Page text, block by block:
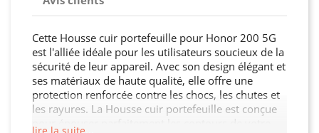
Cette Housse cuir portefeuille pour Honor 200 5G
est l'alliée idéale pour les utilisateurs soucieux de la
sécurité de leur appareil. Avec son design élégant et
ses matériaux de haute qualité, elle offre une
protection renforcée contre les chocs, les chutes et
les rayures. La Housse cuir portefeuille est conçue
pour épouser parfaitement les contours de votre